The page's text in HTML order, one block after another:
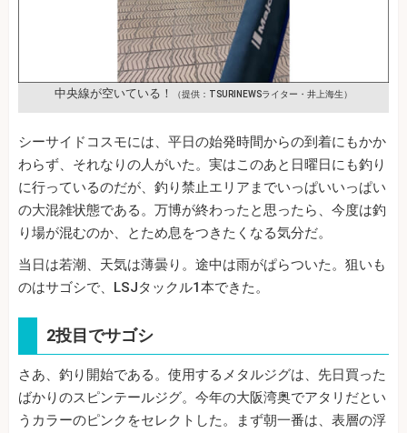
中央線が空いている！ （提供：TSURINEWSライター・井上海生）
シーサイドコスモには、平日の始発時間からの到着にもかか
わらず、それなりの人がいた。実はこのあと日曜日にも釣り
に行っているのだが、釣り禁止エリアまでいっぱいいっぱい
の大混雑状態である。万博が終わったと思ったら、今度は釣
り場が混むのか、とため息をつきたくなる気分だ。
当日は若潮、天気は薄曇り。途中は雨がぱらついた。狙いも
のはサゴシで、LSJタックル1本できた。
2投目でサゴシ
さあ、釣り開始である。使用するメタルジグは、先日買った
ばかりのスピンテールジグ。今年の大阪湾奥でアタリだとい
うカラーのピンクをセレクトした。まず朝一番は、表層の浮